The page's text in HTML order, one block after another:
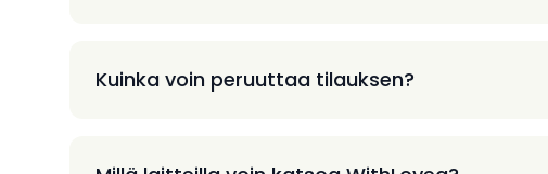
Kuinka voin peruuttaa tilauksen?